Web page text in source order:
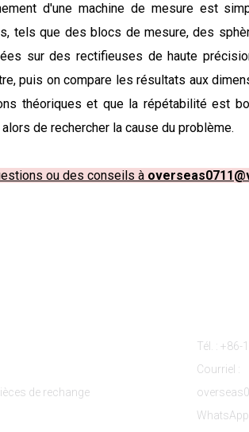
d'une machine de mesure est
tels que des blocs de mesure, des
sur des rectifieuses de haute
puis on compare les résultats aux
théoriques et que la répétabilité est
de rechercher la cause du problème.
ou des conseils à
de rechange
Tél. :
Courriel :